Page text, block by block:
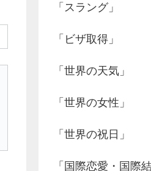
「スラング」
「ビザ取得」
「世界の天気」
「世界の女性」
「世界の祝日」
「国際恋愛・国際結